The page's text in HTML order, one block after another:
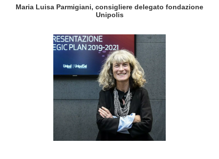
Maria Luisa Parmigiani, consigliere delegato fondazione
Unipolis